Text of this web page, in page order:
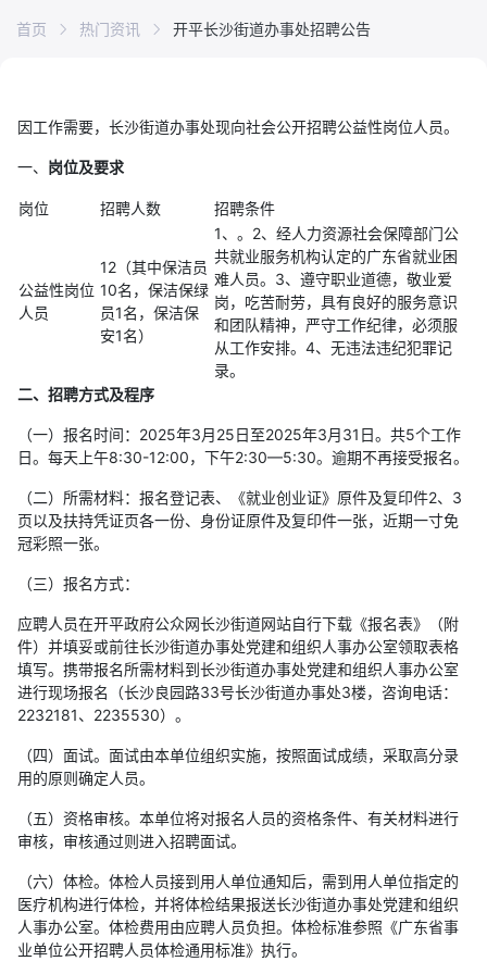
首页 热门资讯 开平长沙街道办事处招聘公告
因工作需要，长沙街道办事处现向社会公开招聘公益性岗位人员。
一、 岗位及要求
岗位 招聘人数 招聘条件
公益性岗位
人员
12（其中保洁员
10名，保洁保绿
员1名，保洁保
安1名）
1、。2、经人力资源社会保障部门公
共就业服务机构认定的广东省就业困
难人员。3、遵守职业道德，敬业爱
岗，吃苦耐劳，具有良好的服务意识
和团队精神，严守工作纪律，必须服
从工作安排。4、无违法违纪犯罪记
录。
二、招聘方式及程序
（一）报名时间：2025年3月25日至2025年3月31日。共5个工作
日。每天上午8:30-12:00，下午2:30—5:30。逾期不再接受报名。
（二）所需材料：报名登记表、《就业创业证》原件及复印件2、3
页以及扶持凭证页各一份、身份证原件及复印件一张，近期一寸免
冠彩照一张。
（三）报名方式：
应聘人员在开平政府公众网长沙街道网站自行下载《报名表》（附
件）并填妥或前往长沙街道办事处党建和组织人事办公室领取表格
填写。携带报名所需材料到长沙街道办事处党建和组织人事办公室
进行现场报名（长沙良园路33号长沙街道办事处3楼，咨询电话：
2232181、2235530）。
（四）面试。面试由本单位组织实施，按照面试成绩，采取高分录
用的原则确定人员。
（五）资格审核。本单位将对报名人员的资格条件、有关材料进行
审核，审核通过则进入招聘面试。
（六）体检。体检人员接到用人单位通知后，需到用人单位指定的
医疗机构进行体检，并将体检结果报送长沙街道办事处党建和组织
人事办公室。体检费用由应聘人员负担。体检标准参照《广东省事
业单位公开招聘人员体检通用标准》执行。